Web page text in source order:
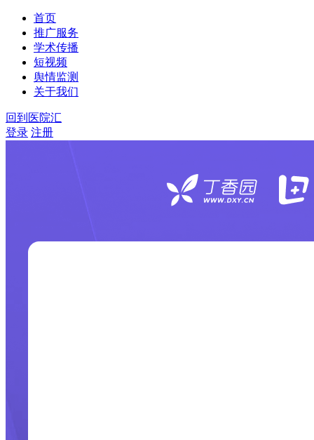
首页
推广服务
学术传播
短视频
舆情监测
关于我们
回到医院汇
登录 注册